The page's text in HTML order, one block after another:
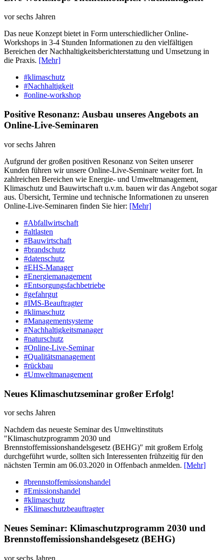
vor sechs Jahren
Das neue Konzept bietet in Form unterschiedlicher Online-
Workshops in 3-4 Stunden Informationen zu den vielfältigen
Bereichen der Nachhaltigkeitsberichterstattung und Umsetzung in
die Praxis. [Mehr]
#klimaschutz
#Nachhaltigkeit
#online-workshop
Positive Resonanz: Ausbau unseres Angebots an
Online-Live-Seminaren
vor sechs Jahren
Aufgrund der großen positiven Resonanz von Seiten unserer
Kunden führen wir unsere Online-Live-Seminare weiter fort. In
zahlreichen Bereichen wie Energie- und Umweltmanagement,
Klimaschutz und Bauwirtschaft u.v.m. bauen wir das Angebot sogar
aus. Übersicht, Termine und technische Informationen zu unseren
Online-Live-Seminaren finden Sie hier: [Mehr]
#Abfallwirtschaft
#altlasten
#Bauwirtschaft
#brandschutz
#datenschutz
#EHS-Manager
#Energiemanagement
#Entsorgungsfachbetriebe
#gefahrgut
#IMS-Beauftragter
#klimaschutz
#Managementsysteme
#Nachhaltigkeitsmanager
#naturschutz
#Online-Live-Seminar
#Qualitätsmanagement
#rückbau
#Umweltmanagement
Neues Klimaschutzseminar großer Erfolg!
vor sechs Jahren
Nachdem das neueste Seminar des Umweltinstituts
"Klimaschutzprogramm 2030 und
Brennstoffemissionshandelsgesetz (BEHG)" mit großem Erfolg
durchgeführt wurde, sollten sich Interessenten frühzeitig für den
nächsten Termin am 06.03.2020 in Offenbach anmelden. [Mehr]
#brennstoffemissionshandel
#Emissionshandel
#klimaschutz
#Klimaschutzbeauftragter
Neues Seminar: Klimaschutzprogramm 2030 und
Brennstoffemissionshandelsgesetz (BEHG)
vor sechs Jahren